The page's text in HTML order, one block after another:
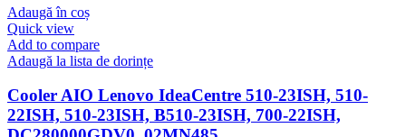
Adaugă în coș
Quick view
Add to compare
Adaugă la lista de dorințe
Cooler AIO Lenovo IdeaCentre 510-23ISH, 510-
22ISH, 510-23ISH, B510-23ISH, 700-22ISH,